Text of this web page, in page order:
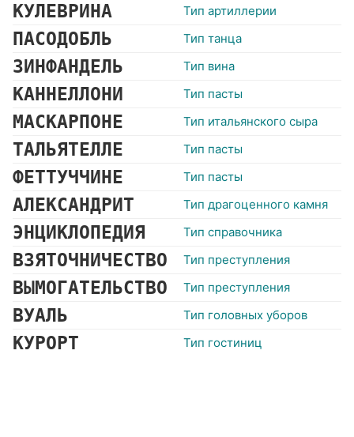
КУЛЕВРИНА Тип артиллерии
ПАСОДОБЛЬ Тип танца
ЗИНФАНДЕЛЬ Тип вина
КАННЕЛЛОНИ Тип пасты
МАСКАРПОНЕ Тип итальянского сыра
ТАЛЬЯТЕЛЛЕ Тип пасты
ФЕТТУЧЧИНЕ Тип пасты
АЛЕКСАНДРИТ Тип драгоценного камня
ЭНЦИКЛОПЕДИЯ Тип справочника
ВЗЯТОЧНИЧЕСТВО Тип преступления
ВЫМОГАТЕЛЬСТВО Тип преступления
ВУАЛЬ Тип головных уборов
КУРОРТ Тип гостиниц